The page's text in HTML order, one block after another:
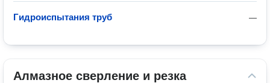
—
Гидроиспытания труб
Алмазное сверление и резка